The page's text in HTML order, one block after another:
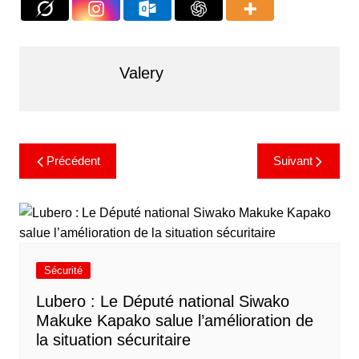
Valery
Précédent Suivant
Sécurité
Lubero : Le Député national Siwako
Makuke Kapako salue l’amélioration de
la situation sécuritaire